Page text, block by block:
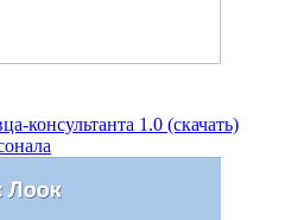
консультанта 1.0 (скачать)